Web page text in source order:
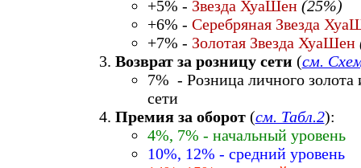
+5% - Звезда ХуаШен (25%)
+6% - Серебряная Звезда
+7% - Золотая Звезда ХуаШен
Возврат за розницу сети (см.
7% - Розница личного золота
сети
Премия за оборот(см. Табл.2):
4%, 7% - начальный уровень
10%, 12% - средний уровень